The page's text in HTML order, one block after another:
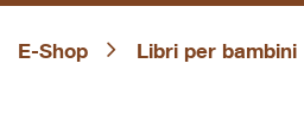
E-Shop Libri per bambini